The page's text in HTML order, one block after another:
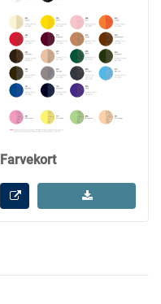
Farvekort